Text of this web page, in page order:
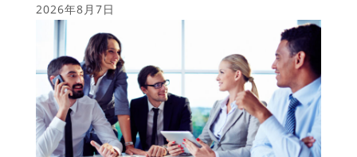
2026年8月7日